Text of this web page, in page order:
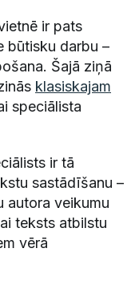
ir pats
būtisku darbu –
Šajā ziņā
klasiskajam
speciālista
ir tā
sastādīšanu –
autora veikumu
teksts atbilstu
vērā